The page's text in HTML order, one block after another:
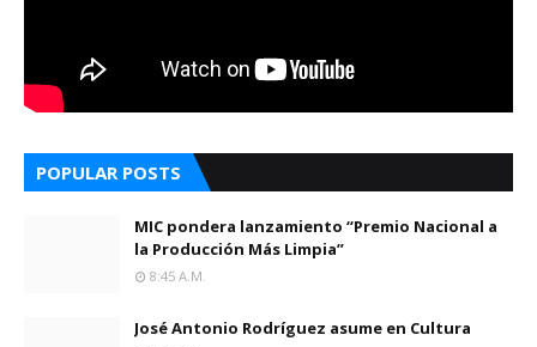
POPULAR POSTS
MIC pondera lanzamiento “Premio Nacional a
la Producción Más Limpia”
8:45 A.m.
José Antonio Rodríguez asume en Cultura